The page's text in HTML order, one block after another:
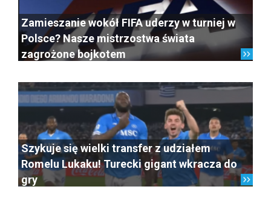
Zamieszanie wokół FIFA uderzy w turniej w
Polsce? Nasze mistrzostwa świata
zagrożone bojkotem
Szykuje się wielki transfer z udziałem
Romelu Lukaku! Turecki gigant wkracza do
gry